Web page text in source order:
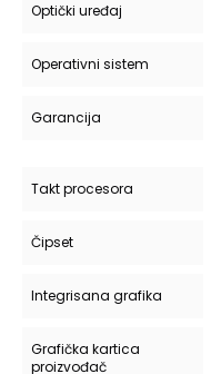
Optički uređaj
Operativni sistem
Garancija
Takt procesora
Čipset
Integrisana grafika
Grafička kartica
proizvođač